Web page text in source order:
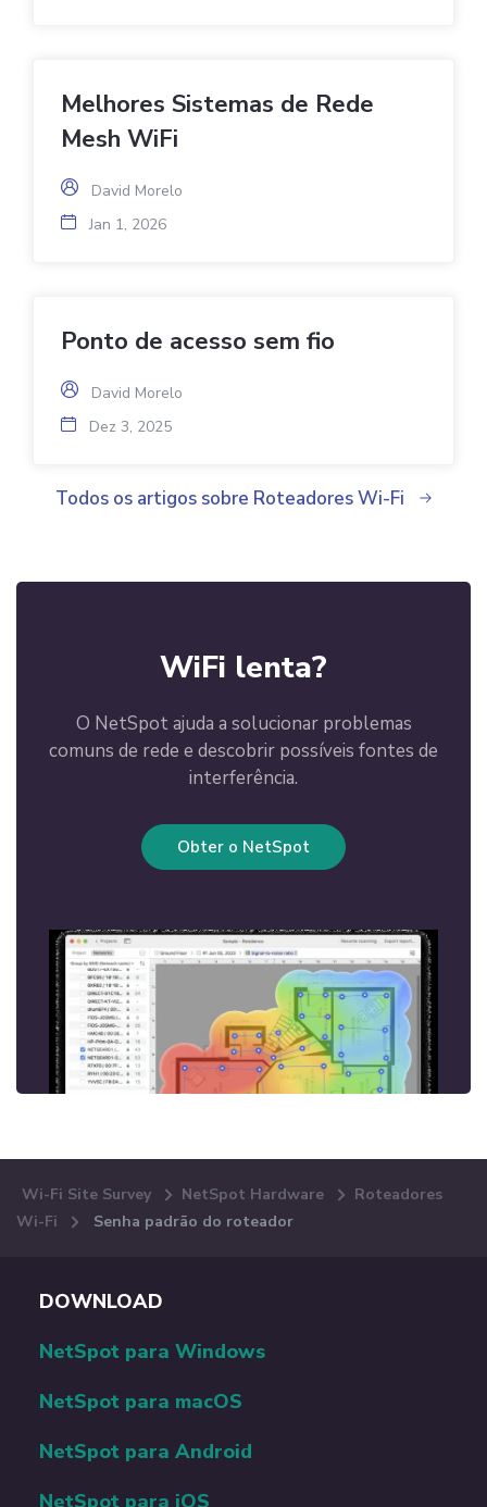
Melhores Sistemas de Rede
Mesh WiFi
David Morelo
Jan 1, 2026
Ponto de acesso sem fio
David Morelo
Dez 3, 2025
Todos os artigos sobre Roteadores Wi-Fi
WiFi lenta?
O NetSpot ajuda a solucionar problemas
comuns de rede e descobrir possíveis fontes de
interferência.
Obter o NetSpot
Wi-Fi Site Survey NetSpot Hardware
Roteadores
Wi-Fi
Senha padrão do roteador
DOWNLOAD
NetSpot para Windows
NetSpot para macOS
NetSpot para Android
NetSpot para iOS